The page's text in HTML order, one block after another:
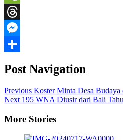
WeChat
Threads
Messenger
Post Navigation
Previous Koster Minta Desa
Next 195 WNA Diusir dari Bali
More Stories